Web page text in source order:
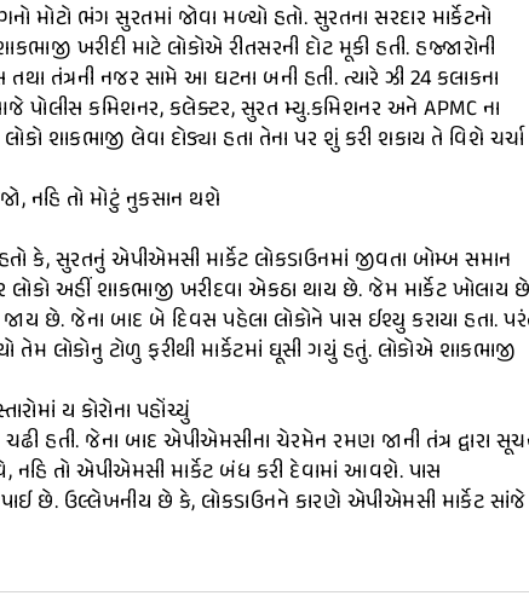
ભંગ સુરતમાં જોવા મળ્યો હતો. સુરતના સરદાર માર્કેટનો
ખરીદી માટે લોકોએ રીતસરની દોટ મૂકી હતી. હજ્જારોની
તંત્રની નજર સામે આ ઘટના બની હતી. ત્યારે ઝી 24 કલાકના
કમિશનર, કલેક્ટર, સુરત મ્યુ.કમિશનર અને APMC ના
શાકભાજી લેવા દોડ્યા હતા તેના પર શું કરી શકાય તે વિશે ચર્ચા
નહિ તો મોટું નુકસાન થશે
કે, સુરતનું એપીએમસી માર્કેટ લોકડાઉનમાં જીવતા બોમ્બ સમાન
અહીં શાકભાજી ખરીદવા એકઠા થાય છે. જેમ માર્કેટ ખોલાય
જાય છે. જેના બાદ બે દિવસ પહેલા લોકોને પાસ ઈશ્યુ કરાયા હતા.
લોકોનુ ટોળુ ફરીથી માર્કેટમાં ઘૂસી ગયું હતું. લોકોએ શાકભાજી
ય કોરોના પહોંચ્યું
હતી. જેના બાદ એપીએમસીના ચેરમેન રમણ જાની તંત્ર દ્વારા
નહિ તો એપીએમસી માર્કેટ બંધ કરી દેવામાં આવશે. પાસ
છે. ઉલ્લેખનીય છે કે, લોકડાઉનને કારણે એપીએમસી માર્કેટ સાંજે